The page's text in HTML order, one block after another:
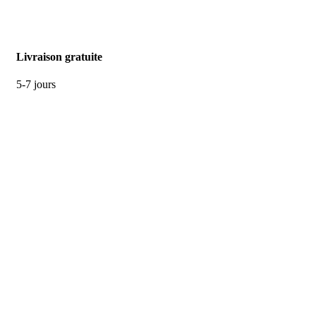
Livraison gratuite
5-7 jours